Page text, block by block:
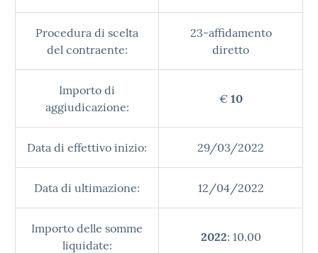
Procedura di scelta
del contraente:
23-affidamento
diretto
Importo di
aggiudicazione:
€ 10
Data di effettivo inizio: 29/03/2022
Data di ultimazione: 12/04/2022
Importo delle somme
liquidate:
2022: 10.00